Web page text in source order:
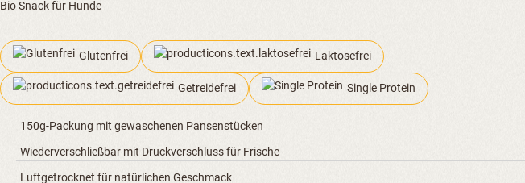
Bio Snack für Hunde
Glutenfrei Laktosefrei
Getreidefrei Single Protein
150g-Packung mit gewaschenen Pansenstücken
Wiederverschließbar mit Druckverschluss für Frische
Luftgetrocknet für natürlichen Geschmack